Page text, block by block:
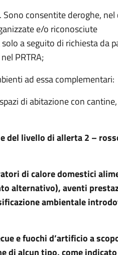
consentite deroghe, nel
e/o riconosciute
a seguito di richiesta da
PRTRA;
ad essa complementari:
di abitazione con
del livello di allerta 2 –
di calore domestici
alternativo), aventi
ambientale
e fuochi d’artificio a
di alcun tipo, come indicato